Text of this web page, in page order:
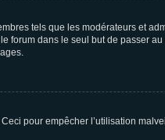
tels que les modérateurs et
forum dans le seul but de passer
pour empêcher l’utilisation